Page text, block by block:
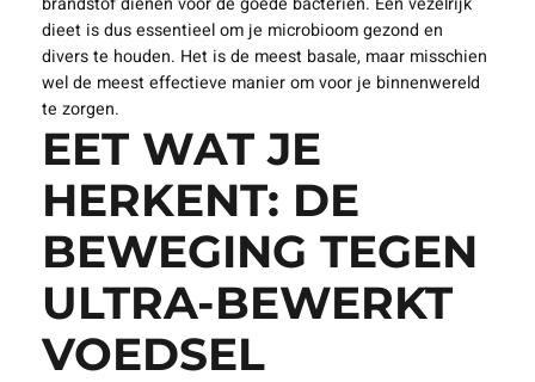
dieet is dus essentieel om je microbioom gezond en
divers te houden. Het is de meest basale, maar misschien
wel de meest effectieve manier om voor je binnenwereld
te zorgen.
EET WAT JE
HERKENT: DE
BEWEGING TEGEN
ULTRA-BEWERKT
VOEDSEL